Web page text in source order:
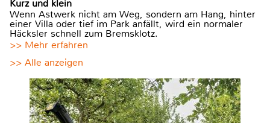
Kurz und klein
Wenn Astwerk nicht am Weg, sondern am Hang, hinter
einer Villa oder tief im Park anfällt, wird ein normaler
Häcksler schnell zum Bremsklotz.
>> Mehr erfahren
>> Alle anzeigen